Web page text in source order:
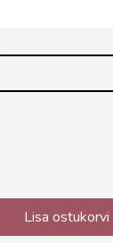
Lisa ostukorvi